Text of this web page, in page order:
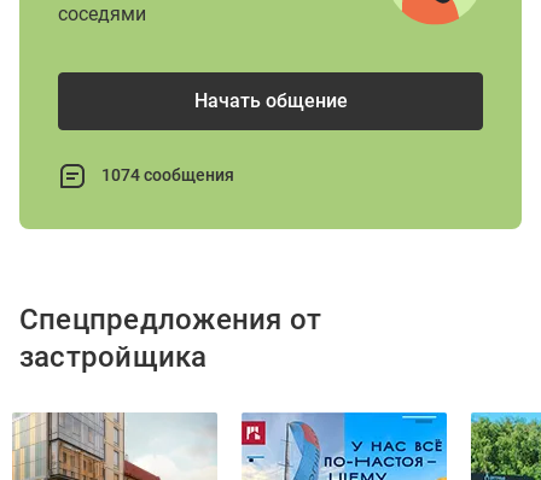
соседями
Начать общение
1074 сообщения
Спецпредложения от
застройщика